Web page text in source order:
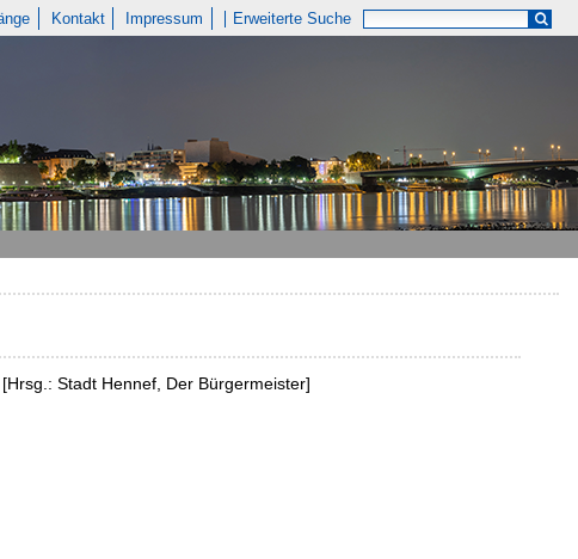
Kontakt Impressum Erweiterte Suche
Stadt Hennef, Der Bürgermeister]